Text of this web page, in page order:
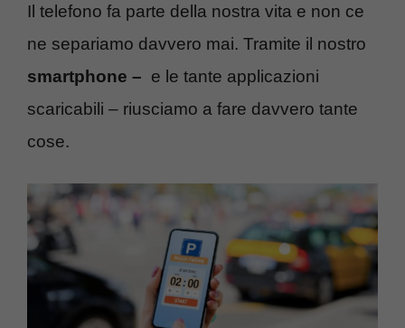
Il telefono fa parte della nostra vita e non ce
ne separiamo davvero mai. Tramite il nostro
smartphone – e le tante applicazioni
scaricabili – riusciamo a fare davvero tante
cose.